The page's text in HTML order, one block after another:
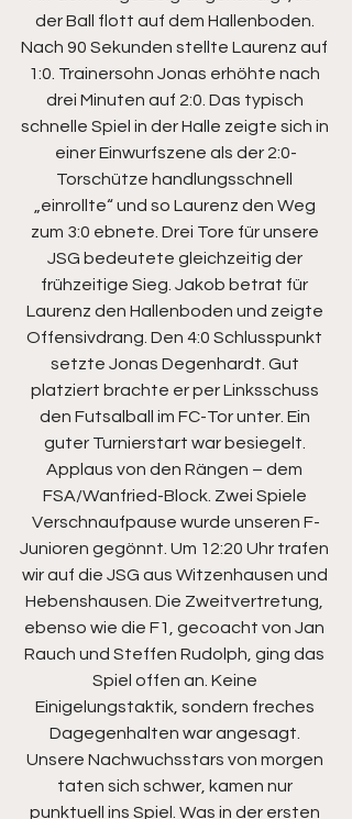
der Ball flott auf dem Hallenboden.
Nach 90 Sekunden stellte Laurenz auf
1:0. Trainersohn Jonas erhöhte nach
drei Minuten auf 2:0. Das typisch
schnelle Spiel in der Halle zeigte sich in
einer Einwurfszene als der 2:0-
Torschütze handlungsschnell
„einrollte“ und so Laurenz den Weg
zum 3:0 ebnete. Drei Tore für unsere
JSG bedeutete gleichzeitig der
frühzeitige Sieg. Jakob betrat für
Laurenz den Hallenboden und zeigte
Offensivdrang. Den 4:0 Schlusspunkt
setzte Jonas Degenhardt. Gut
platziert brachte er per Linksschuss
den Futsalball im FC-Tor unter. Ein
guter Turnierstart war besiegelt.
Applaus von den Rängen – dem
FSA/Wanfried-Block. Zwei Spiele
Verschnaufpause wurde unseren F-
Junioren gegönnt. Um 12:20 Uhr trafen
wir auf die JSG aus Witzenhausen und
Hebenshausen. Die Zweitvertretung,
ebenso wie die F1, gecoacht von Jan
Rauch und Steffen Rudolph, ging das
Spiel offen an. Keine
Einigelungstaktik, sondern freches
Dagegenhalten war angesagt.
Unsere Nachwuchsstars von morgen
taten sich schwer, kamen nur
punktuell ins Spiel. Was in der ersten